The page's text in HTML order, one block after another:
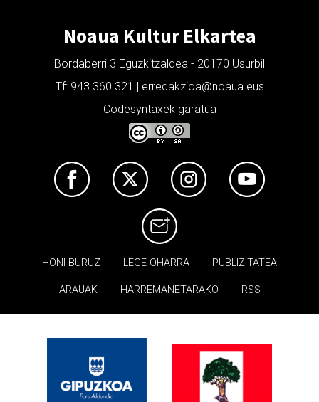
Noaua Kultur Elkartea
Bordaberri 3 Eguzkitzaldea - 20170 Usurbil
Tf: 943 360 321 | erredakzioa@noaua.eus
Codesyntaxek garatua
HONI BURUZ LEGE OHARRA PUBLIZITATEA
ARAUAK HARREMANETARAKO RSS